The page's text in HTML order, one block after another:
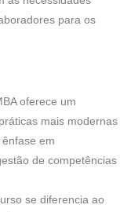
para os
oferece um
mais modernas
em
de competências
se diferencia ao